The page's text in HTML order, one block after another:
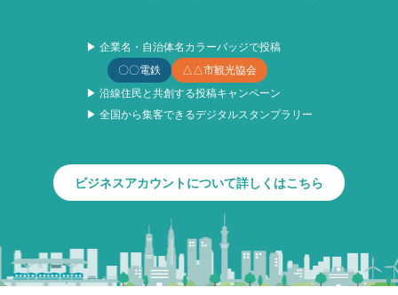
▶ 企業名・自治体名カラーバッジで投稿
〇〇電鉄
△△市観光協会
▶ 沿線住民と共創する投稿キャンペーン
▶ 全国から集客できるデジタルスタンプラリー
ビジネスアカウントについて詳しくはこちら